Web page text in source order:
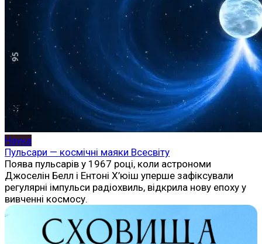
Наука
Пульсари — космічні маяки Всесвіту
Поява пульсарів у 1967 році, коли астрономи
Джоселін Белл і Ентоні Х’юіш уперше зафіксували
регулярні імпульси радіохвиль, відкрила нову епоху у
вивченні космосу.